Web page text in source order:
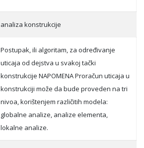
analiza konstrukcije
Postupak, ili algoritam, za određivanje
uticaja od dejstva u svakoj tački
konstrukcije NAPOMENA Proračun uticaja u
konstrukciji može da bude proveden na tri
nivoa, korištenjem različitih modela:
globalne analize, analize elementa,
lokalne analize.